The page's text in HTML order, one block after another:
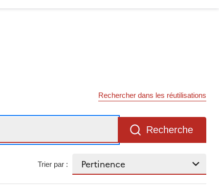
Rechercher dans les réutilisations
Recherche
Trier par :